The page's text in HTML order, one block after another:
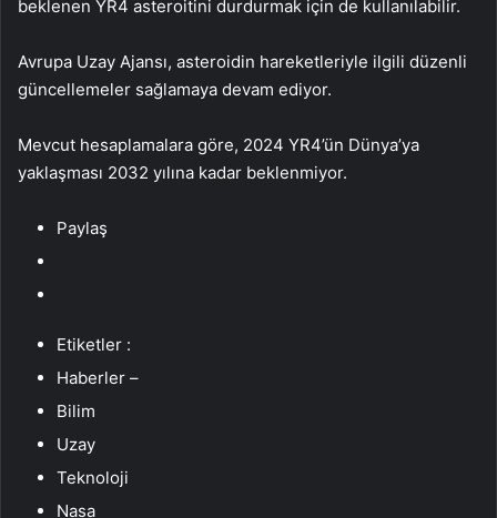
beklenen YR4 asteroitini durdurmak için de kullanılabilir.
Avrupa Uzay Ajansı, asteroidin hareketleriyle ilgili düzenli
güncellemeler sağlamaya devam ediyor.
Mevcut hesaplamalara göre, 2024 YR4’ün Dünya’ya
yaklaşması 2032 yılına kadar beklenmiyor.
Paylaş
Etiketler :
Haberler –
Bilim
Uzay
Teknoloji
Nasa